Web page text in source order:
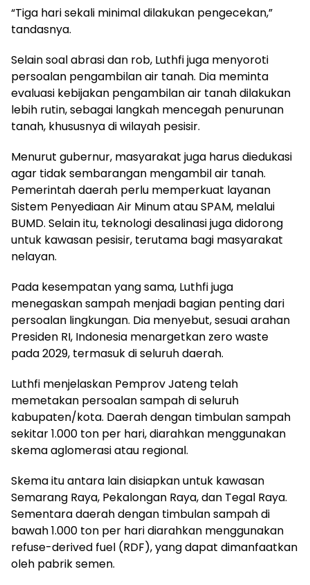
“Tiga hari sekali minimal dilakukan pengecekan,”
tandasnya.
Selain soal abrasi dan rob, Luthfi juga menyoroti
persoalan pengambilan air tanah. Dia meminta
evaluasi kebijakan pengambilan air tanah dilakukan
lebih rutin, sebagai langkah mencegah penurunan
tanah, khususnya di wilayah pesisir.
Menurut gubernur, masyarakat juga harus diedukasi
agar tidak sembarangan mengambil air tanah.
Pemerintah daerah perlu memperkuat layanan
Sistem Penyediaan Air Minum atau SPAM, melalui
BUMD. Selain itu, teknologi desalinasi juga didorong
untuk kawasan pesisir, terutama bagi masyarakat
nelayan.
Pada kesempatan yang sama, Luthfi juga
menegaskan sampah menjadi bagian penting dari
persoalan lingkungan. Dia menyebut, sesuai arahan
Presiden RI, Indonesia menargetkan zero waste
pada 2029, termasuk di seluruh daerah.
Luthfi menjelaskan Pemprov Jateng telah
memetakan persoalan sampah di seluruh
kabupaten/kota. Daerah dengan timbulan sampah
sekitar 1.000 ton per hari, diarahkan menggunakan
skema aglomerasi atau regional.
Skema itu antara lain disiapkan untuk kawasan
Semarang Raya, Pekalongan Raya, dan Tegal Raya.
Sementara daerah dengan timbulan sampah di
bawah 1.000 ton per hari diarahkan menggunakan
refuse-derived fuel (RDF), yang dapat dimanfaatkan
oleh pabrik semen.